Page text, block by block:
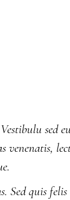
sed
venenatis,
Sed quis